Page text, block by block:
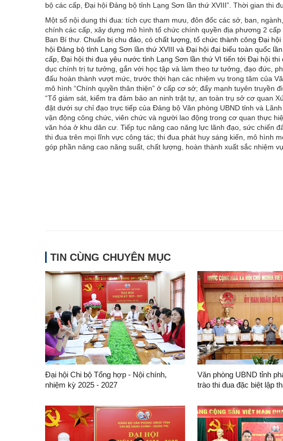
bộ các cấp, Đại hội Đảng bộ tỉnh Lạng Sơn lần thứ XVIII”. Thời gian thi
Một số nội dung thi đua: tích cực tham mưu, đôn đốc các sở, ban,
chính các cấp, xây dựng mô hình tổ chức chính quyền địa phương 2
Ban Bí thư. Chuẩn bị chu đáo, có chất lượng, tổ chức thành công Đại
hội Đảng bộ tỉnh Lạng Sơn lần thứ XVIII và Đại hội đại biểu toàn quốc
cấp, Đại hội thi đua yêu nước tỉnh Lạng Sơn lần thứ VI tiến tới Đại hội thi
dục chính trị tư tưởng, gắn với học tập và làm theo tư tưởng, đạo đức,
đấu hoàn thành vượt mức, trước thời hạn các nhiệm vụ trong tâm của
mô hình “Chính quyền thân thiện” ở cấp cơ sở; đẩy mạnh tuyên truyền
“Tổ giám sát, kiểm tra đảm bảo an ninh trật tự, an toàn trụ sở cơ quan
đặt dưới sự chỉ đạo trực tiếp của Đảng bộ Văn phòng UBND tỉnh và
vận động công chức, viên chức và người lao động trong cơ quan thực
văn hóa ở khu dân cư. Tiếp tục nâng cao năng lực lãnh đạo, sức chiến
thi đua trên mọi lĩnh vực công tác; thi đua phát huy sáng kiến, mô hình
góp phần nâng cao năng suất, chất lượng, hoàn thành xuất sắc nhiệm
TIN CÙNG CHUYÊN MỤC
Đại hội Chi bộ Tổng hợp - Nội chính,
nhiệm kỳ 2025 - 2027
Văn phòng UBND tỉnh
trào thi đua đặc biệt lập
Đảng bộ tỉnh Lạng Sơn